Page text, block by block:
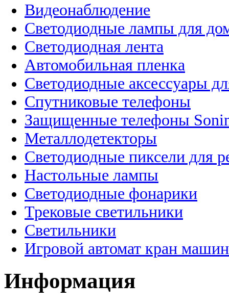
Видеонаблюдение
Светодиодные лампы для
Светодиодная лента
Автомобильная пленка
Светодиодные аксессуары
Спутниковые телефоны
Защищенные телефоны
Металлодетекторы
Светодиодные пиксели для
Настольные лампы
Светодиодные фонарики
Трековые светильники
Светильники
Игровой автомат кран
Информация